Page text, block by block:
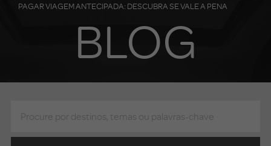
PAGAR VIAGEM ANTECIPADA: DESCUBRA SE VALE A PENA
BLOG